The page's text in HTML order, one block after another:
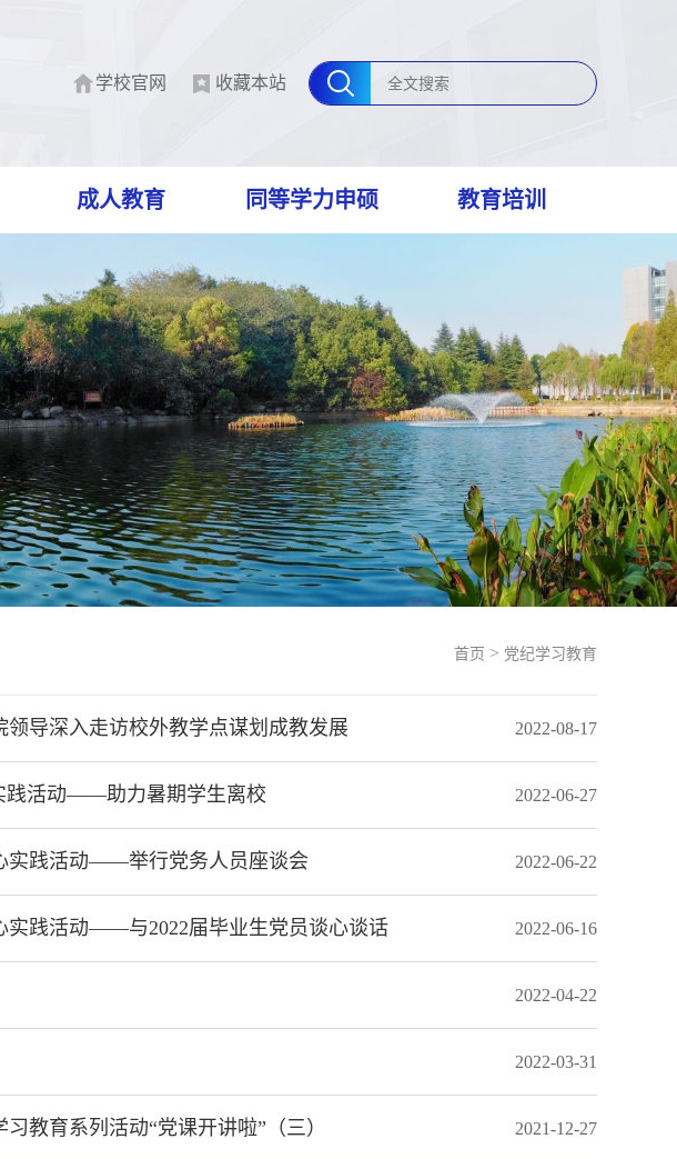
学校官网 收藏本站
成人教育 同等学力申硕 教育培训
首页 > 党纪学习教育
领导深入走访校外教学点谋划成教发展 2022-08-17
践活动——助力暑期学生离校 2022-06-27
实践活动——举行党务人员座谈会 2022-06-22
实践活动——与2022届毕业生党员谈心谈话 2022-06-16
2022-04-22
2022-03-31
教育系列活动“党课开讲啦”（三） 2021-12-27